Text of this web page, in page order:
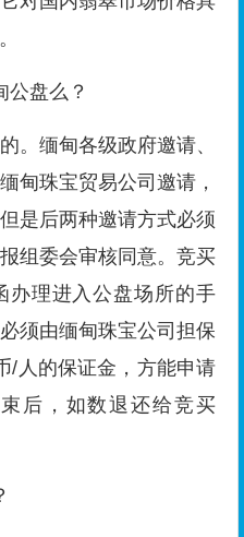
公盘么？
。缅甸各级政府邀请、
甸珠宝贸易公司邀请，
是后两种邀请方式必须
组委会审核同意。竞买
办理进入公盘场所的手
须由缅甸珠宝公司担保
/人的保证金，方能申请
后，如数退还给竞买